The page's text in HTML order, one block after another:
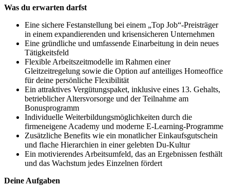
Was du erwarten darfst
Eine sichere Festanstellung bei einem „Top Job“-Preisträger
in einem expandierenden und krisensicheren Unternehmen
Eine gründliche und umfassende Einarbeitung in dein neues
Tätigkeitsfeld
Flexible Arbeitszeitmodelle im Rahmen einer
Gleitzeitregelung sowie die Option auf anteiliges Homeoffice
für deine persönliche Flexibilität
Ein attraktives Vergütungspaket, inklusive eines 13. Gehalts,
betrieblicher Altersvorsorge und der Teilnahme am
Bonusprogramm
Individuelle Weiterbildungsmöglichkeiten durch die
firmeneigene Academy und moderne E-Learning-Programme
Zusätzliche Benefits wie ein monatlicher Einkaufsgutschein
und flache Hierarchien in einer gelebten Du-Kultur
Ein motivierendes Arbeitsumfeld, das an Ergebnissen festhält
und das Wachstum jedes Einzelnen fördert
Deine Aufgaben